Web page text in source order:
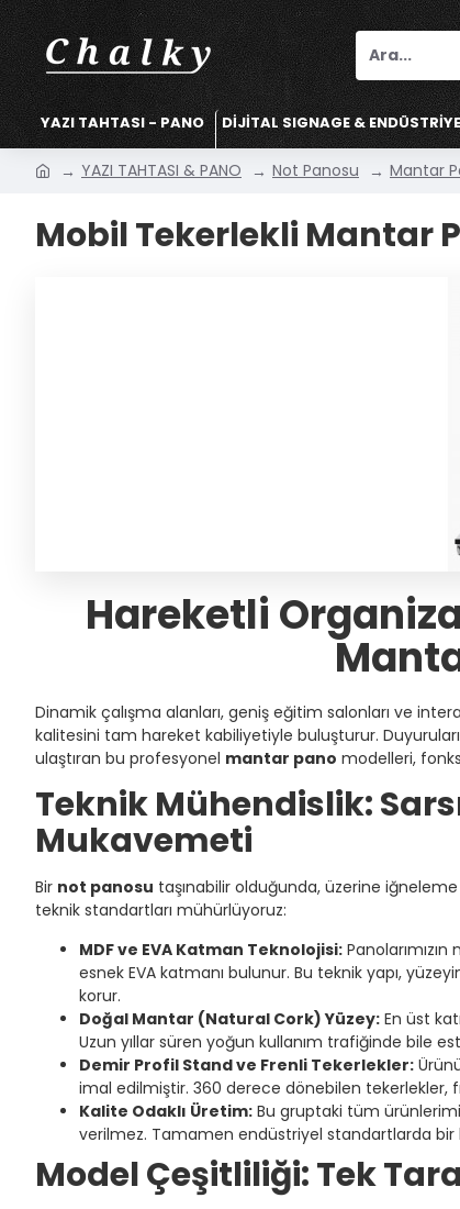
YAZI TAHTASI - PANO DİJİTAL SIGNAGE &
YAZI TAHTASI & PANO Not Panosu Mantar
Mobil Tekerlekli Mantar
Hareketli
Dinamik çalışma alanları, geniş eğitim salonları ve
kalitesini tam hareket kabiliyetiyle buluşturur.
ulaştıran bu profesyonel mantar pano modelleri,
Teknik Mühendislik:
Mukavemeti
Bir not panosu taşınabilir olduğunda, üzerine
teknik standartları mühürlüyoruz:
MDF ve EVA Katman Teknolojisi:
esnek EVA katmanı bulunur. Bu teknik yapı,
korur.
Doğal Mantar (Natural Cork) Yüzey: En üst
Uzun yıllar süren yoğun kullanım trafiğinde bile
Demir Profil Stand ve Frenli Tekerlekler:
imal edilmiştir. 360 derece dönebilen tekerlekler,
Kalite Odaklı Üretim: Bu gruptaki tüm
verilmez. Tamamen endüstriyel standartlarda bir
Model Çeşitliliği: Tek